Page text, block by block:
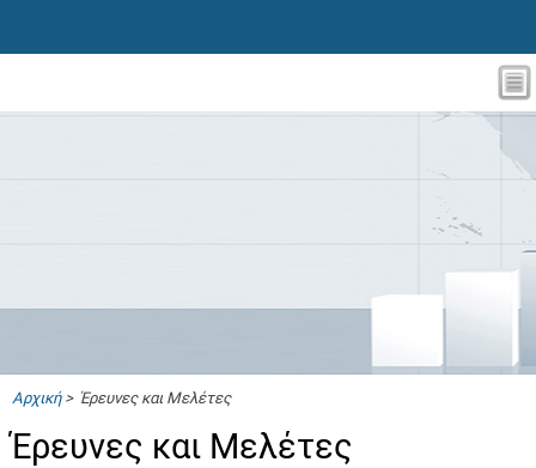
Αρχική> Έρευνες και Μελέτες
Έρευνες και Μελέτες